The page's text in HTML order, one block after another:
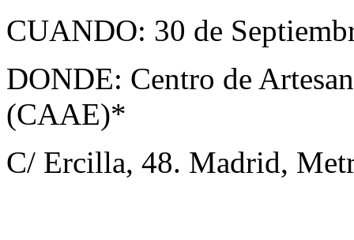
CUANDO: 30 de
DONDE: Centro de
(CAAE)*
C/ Ercilla, 48. Madrid,